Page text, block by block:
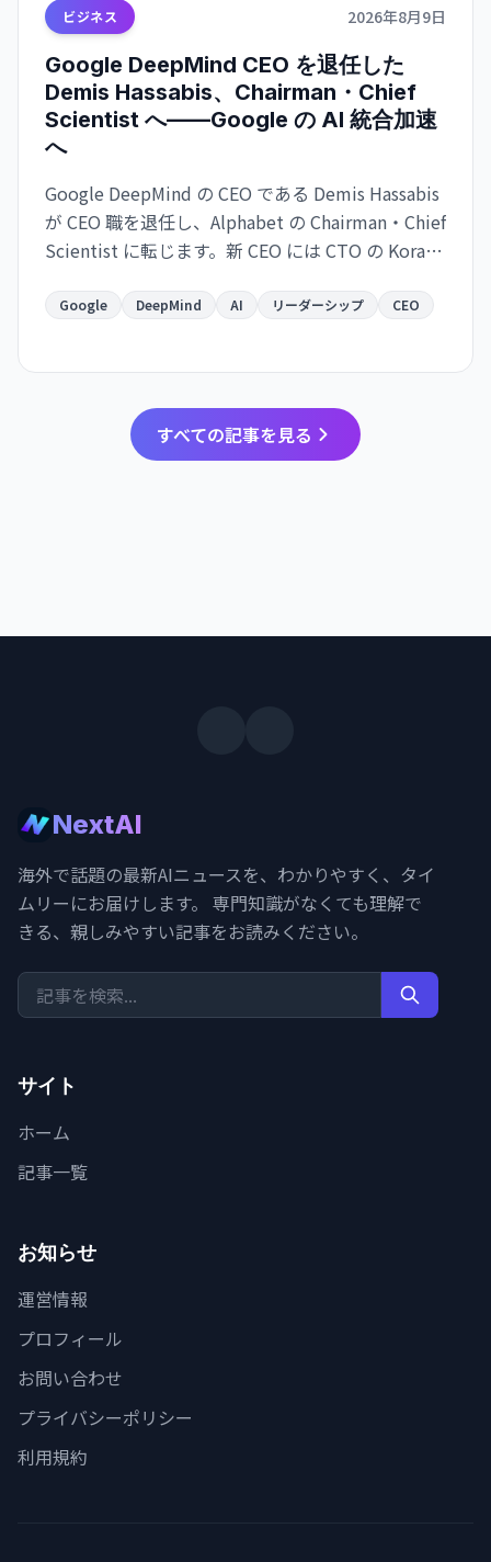
ビジネス 2026年8月9日
Google DeepMind CEO を退任した
Demis Hassabis、Chairman・Chief
Scientist へ——Google の AI 統合加速
へ
Google DeepMind の CEO である Demis Hassabis
が CEO 職を退任し、Alphabet の Chairman・Chief
Scientist に転じます。新 CEO には CTO の Koray
長期展望で分離される大きな人事変更です。
Google DeepMind AI リーダーシップ CEO
すべての記事を見る
NextAI
海外で話題の最新AIニュースを、わかりやすく、タイ
ムリーにお届けします。 専門知識がなくても理解で
きる、親しみやすい記事をお読みください。
サイト
ホーム
記事一覧
お知らせ
運営情報
プロフィール
お問い合わせ
プライバシーポリシー
利用規約